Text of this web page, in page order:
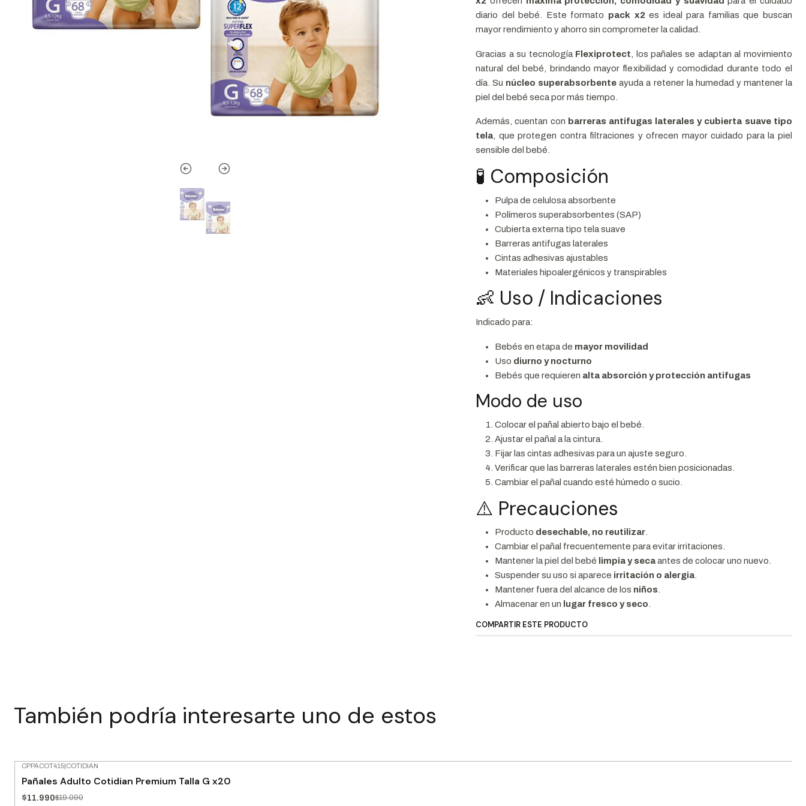
diario del bebé. Este formato pack x2 es ideal para familias que buscan
mayor rendimiento y ahorro sin comprometer la calidad.
Gracias a su tecnología Flexiprotect , los pañales se adaptan al movimiento
natural del bebé, brindando mayor flexibilidad y comodidad durante todo el
día. Su núcleo superabsorbente ayuda a retener la humedad y mantener la
piel del bebé seca por más tiempo.
Además, cuentan con barreras antifugas laterales y cubierta suave tipo
tela, que protegen contra filtraciones y ofrecen mayor cuidado para la piel
sensible del bebé.
🧪 Composición
Pulpa de celulosa absorbente
Polímeros superabsorbentes (SAP)
Cubierta externa tipo tela suave
Barreras antifugas laterales
Cintas adhesivas ajustables
Materiales hipoalergénicos y transpirables
👶 Uso / Indicaciones
Indicado para:
Bebés en etapa de mayor movilidad
Uso diurno y nocturno
Bebés que requieren alta absorción y protección antifugas
Modo de uso
Colocar el pañal abierto bajo el bebé.
Ajustar el pañal a la cintura.
Fijar las cintas adhesivas para un ajuste seguro.
Verificar que las barreras laterales estén bien posicionadas.
Cambiar el pañal cuando esté húmedo o sucio.
⚠️ Precauciones
Producto desechable, no reutilizar
Cambiar el pañal frecuentemente para evitar irritaciones.
Mantener la piel del bebé limpia y secaantes de colocar uno nuevo.
Suspender su uso si aparece irritación o alergia
Mantener fuera del alcance de los niños
Almacenar en un lugar fresco y seco
COMPARTIR ESTE PRODUCTO
También podría interesarte uno de estos
CPPACOT415|COTIDIAN
Pañales Adulto Cotidian Premium Talla G x20
$11.990$19.090